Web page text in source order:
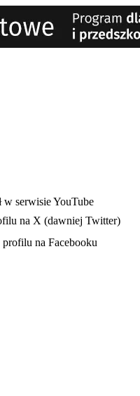
karcie
w serwisie YouTube
na X (dawniej Twitter)
karcie
profilu na Facebooku